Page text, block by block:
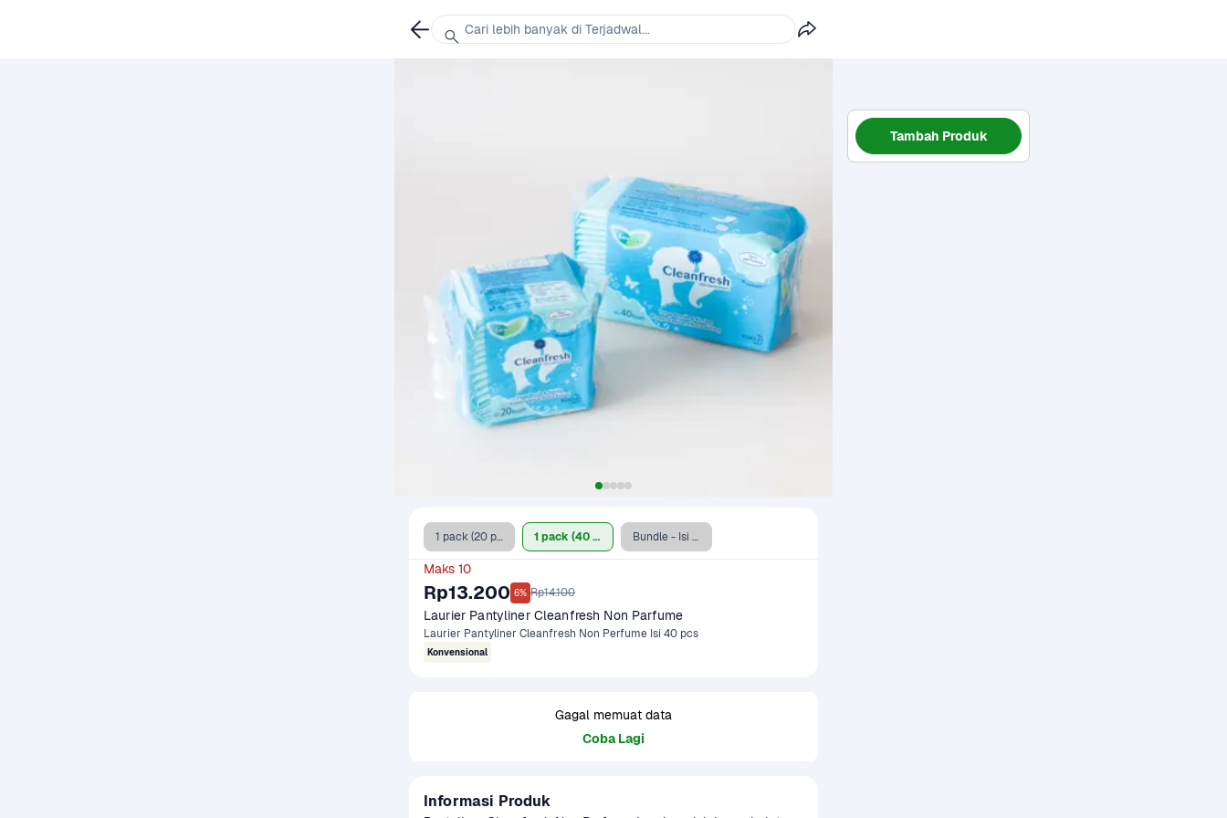
1 pack (20 pcs) 1 pack (40 pcs) Bundle - Isi 20 pcs x 3 pack
Maks 10
Rp13.200 6% Rp14.100
Laurier Pantyliner Cleanfresh Non Parfume
Laurier Pantyliner Cleanfresh Non Perfume Isi 40 pcs
Konvensional
Gagal memuat data
Coba Lagi
Informasi Produk
Tambah Produk
Cari lebih banyak di Terjadwal...